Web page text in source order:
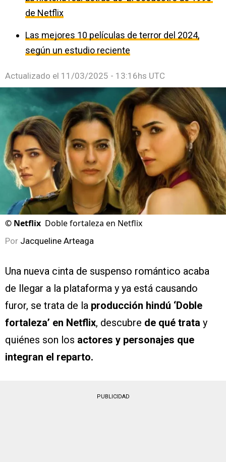
de Netflix
Las mejores 10 películas de terror del 2024,
según un estudio reciente
Actualizado el 11/03/2025 - 13:16hs UTC
© Netflix Doble fortaleza en Netflix
Por Jacqueline Arteaga
Una nueva cinta de suspenso romántico acaba
de llegar a la plataforma y ya está causando
furor, se trata de la producción hindú ‘Doble
fortaleza’ en Netflix, descubre de qué trata y
quiénes son los actores y personajes que
integran el reparto.
PUBLICIDAD